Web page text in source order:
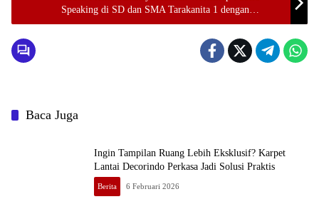
Speaking di SD dan SMA Tarakanita 1 dengan
PRONAS, SINOTIF, dan AGATIS
Baca Juga
Ingin Tampilan Ruang Lebih Eksklusif? Karpet
Lantai Decorindo Perkasa Jadi Solusi Praktis
Berita 6 Februari 2026